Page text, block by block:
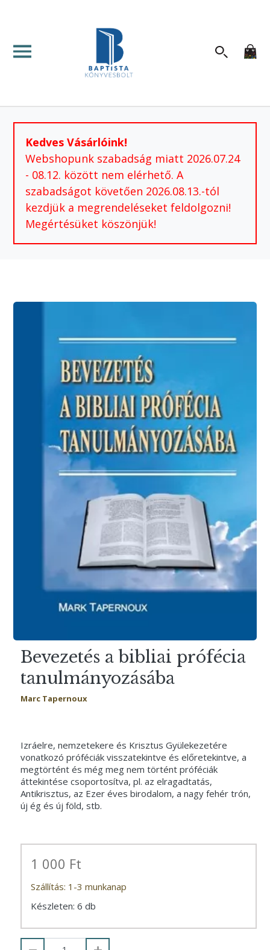
Kedves Vásárlóink!
Webshopunk szabadság miatt 2026.07.24
- 08.12. között nem elérhető. A
szabadságot követően 2026.08.13.-tól
kezdjük a megrendeléseket feldolgozni!
Megértésüket köszönjük!
Bevezetés a bibliai prófécia
tanulmányozásába
Marc Tapernoux
Izráelre, nemzetekere és Krisztus Gyülekezetére
vonatkozó próféciák visszatekintve és előretekintve, a
megtörtént és még meg nem történt próféciák
áttekintése csoportosítva, pl. az elragadtatás,
Antikrisztus, az Ezer éves birodalom, a nagy fehér trón,
új ég és új föld, stb.
1 000 Ft
Szállítás: 1-3 munkanap
Készleten: 6 db